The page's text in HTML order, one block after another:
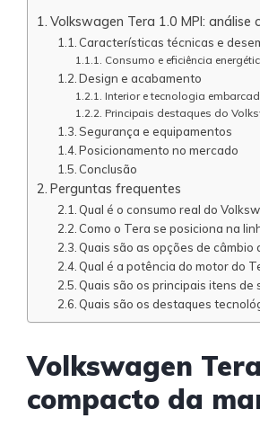
Volkswagen Tera 1.0 MPI:
Características técnicas e
Consumo e eficiência
Design e acabamento
Interior e tecnologia
Principais destaques do
Segurança e equipamentos
Posicionamento no mercado
Conclusão
Perguntas frequentes
Qual é o consumo real do
Como o Tera se posiciona na
Quais são as opções de câmbio
Qual é a potência do motor do
Quais são os principais itens de
Quais são os destaques
Volkswagen
compacto da